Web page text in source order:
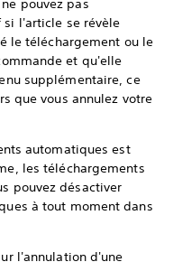
pouvez pas
l'article se révèle
le téléchargement ou le
et qu'elle
supplémentaire, ce
que vous annulez votre
automatiques est
les téléchargements
pouvez désactiver
à tout moment dans
l'annulation d'une